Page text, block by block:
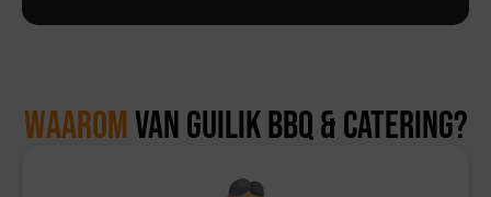
Waaromvan Guilik BBQ & Catering?